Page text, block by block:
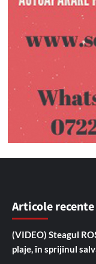
Articole recente
(VIDEO) Steagul
plaje, în sprijinul